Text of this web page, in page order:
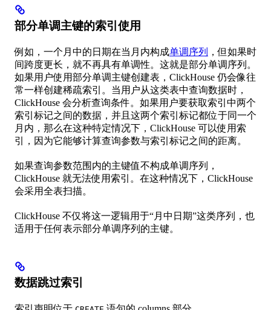
部分单调主键的索引使用
例如，一个月中的日期在当月内构成单调序列
，但如果时
间跨度更长，就不再具有单调性。这就是部分单调序列。
如果用户使用部分单调主键创建表，ClickHouse 仍会像往
常一样创建稀疏索引。当用户从这类表中查询数据时，
ClickHouse 会分析查询条件。如果用户要获取索引中两个
索引标记之间的数据，并且这两个索引标记都位于同一个
月内，那么在这种特定情况下，ClickHouse 可以使用索
引，因为它能够计算查询参数与索引标记之间的距离。
如果查询参数范围内的主键值不构成单调序列，
ClickHouse 就无法使用索引。在这种情况下，ClickHouse
会采用全表扫描。
ClickHouse 不仅将这一逻辑用于“月中日期”这类序列，也
适用于任何表示部分单调序列的主键。
数据跳过索引